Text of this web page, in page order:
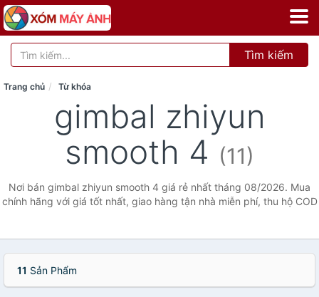
Tìm kiếm
Trang chủ Từ khóa
gimbal zhiyun
smooth 4 (11)
Nơi bán gimbal zhiyun smooth 4 giá rẻ nhất tháng 08/2026. Mua
chính hãng với giá tốt nhất, giao hàng tận nhà miễn phí, thu hộ COD
11 Sản Phẩm